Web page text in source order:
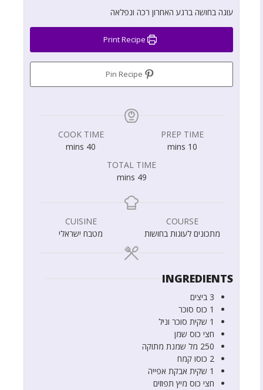
עוגה בחושה ברגע האחרון רכה ונפלאה
PREP TIME
10
mins
COOK TIME
40
mins
TOTAL TIME
49
mins
COURSE
מתכונים לעוגות בחושות
CUISINE
מטבח ישראלי
INGREDIENTS
3 ביצים
1 כוס סוכר
1 שקית סוכר וניל
חצי כוס שמן
250 מל שמנת מתוקה
2 כוסו קמח
1 שקית אבקת אפייה
חצי כוס מיץ תפוזים